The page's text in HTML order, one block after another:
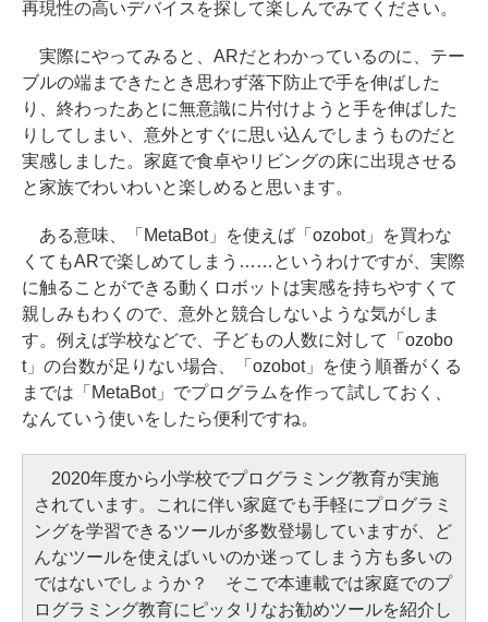
再現性の高いデバイスを探して楽しんでみてください。
実際にやってみると、ARだとわかっているのに、テー
ブルの端まできたとき思わず落下防止で手を伸ばした
り、終わったあとに無意識に片付けようと手を伸ばした
りしてしまい、意外とすぐに思い込んでしまうものだと
実感しました。家庭で食卓やリビングの床に出現させる
と家族でわいわいと楽しめると思います。
ある意味、「MetaBot」を使えば「ozobot」を買わな
くてもARで楽しめてしまう……というわけですが、実際
に触ることができる動くロボットは実感を持ちやすくて
親しみもわくので、意外と競合しないような気がしま
す。例えば学校などで、子どもの人数に対して「ozobo
t」の台数が足りない場合、「ozobot」を使う順番がくる
までは「MetaBot」でプログラムを作って試しておく、
なんていう使いをしたら便利ですね。
2020年度から小学校でプログラミング教育が実施
されています。これに伴い家庭でも手軽にプログラミ
ングを学習できるツールが多数登場していますが、ど
んなツールを使えばいいのか迷ってしまう方も多いの
ではないでしょうか？ そこで本連載では家庭でのプ
ログラミング教育にピッタリなお勧めツールを紹介し